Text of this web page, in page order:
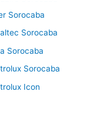
Sorocaba
Sorocaba
Sorocaba
Sorocaba
Icon